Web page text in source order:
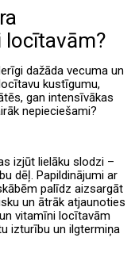
dažāda vecuma un
kustīgumu,
gan intensīvākas
nepieciešami?
izjūt lielāku slodzi –
dēļ. Papildinājumi ar
palīdz aizsargāt
un ātrāk atjaunoties
vitamīni locītavām
izturību un ilgtermiņa